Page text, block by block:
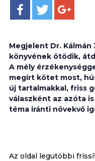
Megjelent Dr. Kálmán
könyvének ötödik,
A mély
megírt kötet most,
új tartalmakkal, friss
válaszként az azóta
téma iránti növekvő
Az oldal legutóbbi